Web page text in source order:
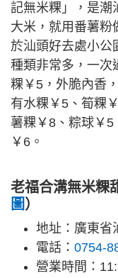
記無米粿」，是潮
大米，就用番薯粉
於汕頭好去處小公
種類非常多，一次
粿￥5，外脆內香
有水粿￥5、筍粿
薯粿￥8、粽球￥
￥6。
老福合溝無米粿
圖 ）
地址：廣東省
電話： 0754-
營業時間：